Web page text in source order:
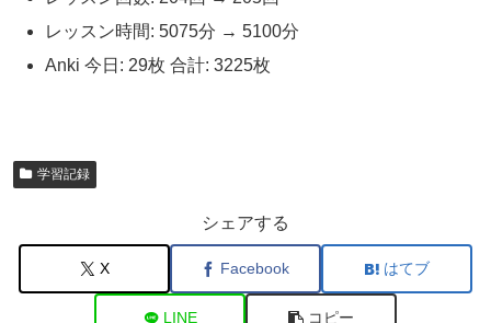
レッスン時間: 5075分 → 5100分
Anki 今日: 29枚 合計: 3225枚
学習記録
シェアする
X Facebook はてブ
LINE コピー